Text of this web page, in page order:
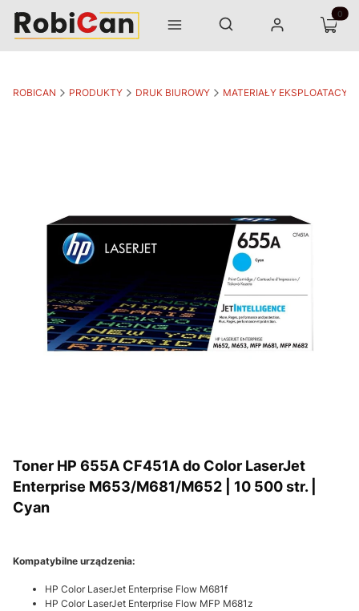
Menu Otwórz wyszukiwarkę
Szukaj Zaloguj się Koszyk
ROBICAN PRODUKTY DRUK BIUROWY MATERIAŁY
Toner HP 655A CF451A do Color LaserJet
Enterprise M653/M681/M652 | 10 500 str. |
Cyan
Kompatybilne urządzenia:
HP Color LaserJet Enterprise Flow M681f
HP Color LaserJet Enterprise Flow MFP M681z